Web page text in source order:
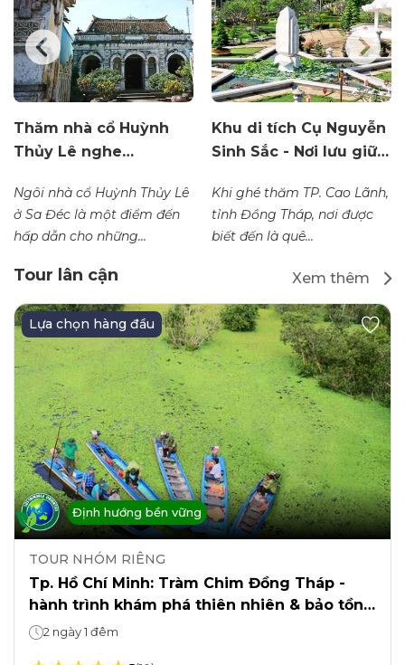
Thăm nhà cổ Huỳnh
Thủy Lê nghe…
Ngôi nhà cổ Huỳnh Thủy Lê
ở Sa Đéc là một điểm đến
hấp dẫn cho những...
Khu di tích Cụ Nguyễn
Sinh Sắc - Nơi lưu giữ…
Khi ghé thăm TP. Cao Lãnh,
tỉnh Đồng Tháp, nơi được
biết đến là quê...
Tour lân cận Xem thêm
Lựa chọn hàng đầu
Định hướng bền vững
TOUR NHÓM RIÊNG
Tp. Hồ Chí Minh: Tràm Chim Đồng Tháp -
hành trình khám phá thiên nhiên & bảo tồn
sinh thái
2 ngày 1 đêm